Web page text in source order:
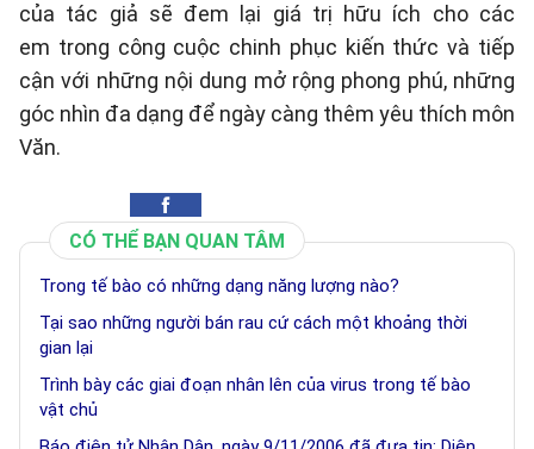
của tác giả sẽ đem lại giá trị hữu ích cho các
em trong công cuộc chinh phục kiến thức và tiếp
cận với những nội dung mở rộng phong phú, những
góc nhìn đa dạng để ngày càng thêm yêu thích môn
Văn.
CÓ THỂ BẠN QUAN TÂM
Trong tế bào có những dạng năng lượng nào?
Tại sao những người bán rau cứ cách một khoảng thời
gian lại
Trình bày các giai đoạn nhân lên của virus trong tế bào
vật chủ